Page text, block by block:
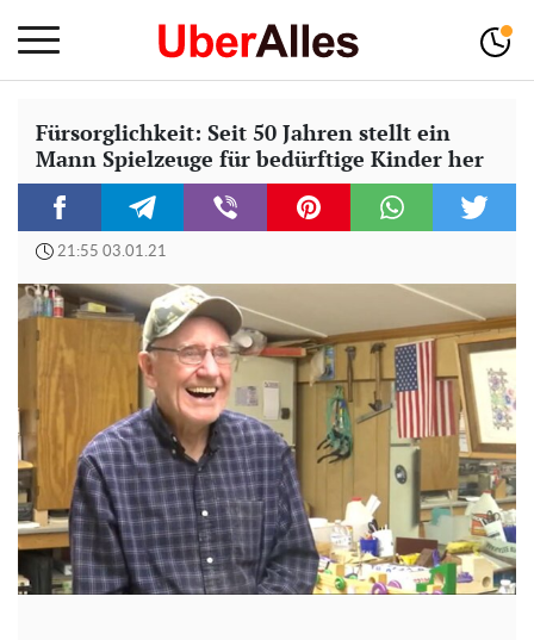
Fürsorglichkeit: Seit 50 Jahren stellt ein
Mann Spielzeuge für bedürftige Kinder her
21:55 03.01.21